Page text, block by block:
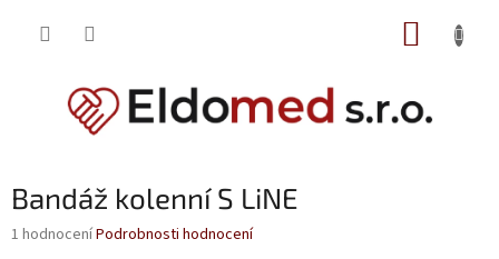
Bandáž kolenní S LiNE
Průměrné
1 hodnoceníPodrobnosti hodnocení